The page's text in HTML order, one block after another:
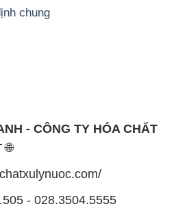
chung
- CÔNG TY HÓA CHẤT
🌐
- 028.3504.5555